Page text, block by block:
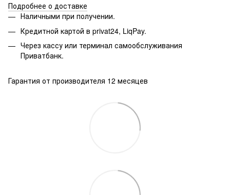
Подробнее о доставке
Наличными при получении.
Кредитной картой в privat24, LiqPay.
Через кассу или терминал самообслуживания
Приватбанк.
Гарантия от производителя 12 месяцев